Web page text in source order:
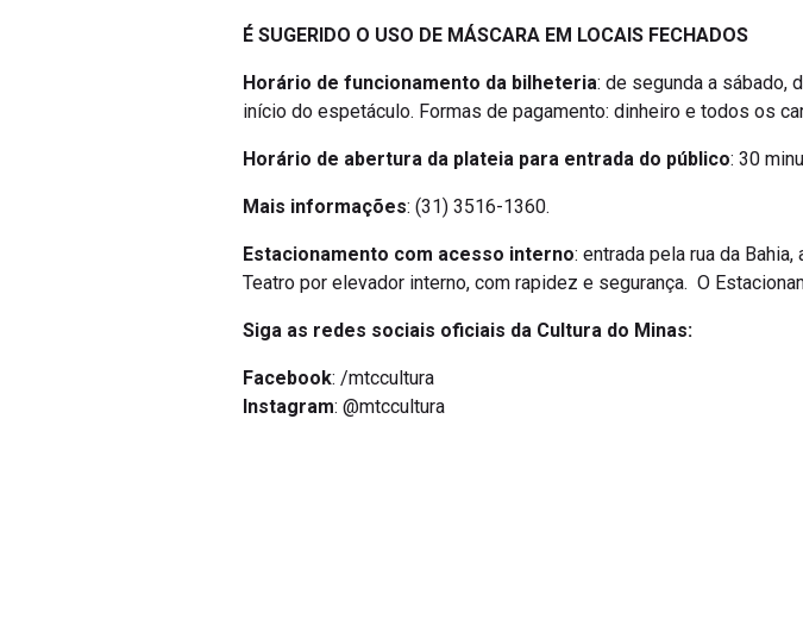
É SUGERIDO O USO DE MÁSCARA EM LOCAIS FECHADOS
Horário de funcionamento da bilheteria: de segunda a sábado,
início do espetáculo. Formas de pagamento: dinheiro e todos os
Horário de abertura da plateia para entrada do público: 30
Mais informações: (31) 3516-1360.
Estacionamento com acesso interno: entrada pela rua da
Teatro por elevador interno, com rapidez e segurança. O
Siga as redes sociais oficiais da Cultura do Minas:
Facebook: /mtccultura
Instagram: @mtccultura